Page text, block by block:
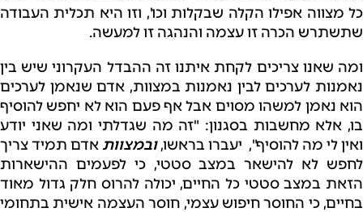
כל מצווה אפילו הקלה שבקלות וכו', וזו היא תכלית העבודה
שתשתרש הכרה זו עצמה והנהגה זו למעשה.
ומה שאנו צריכים לקחת איתנו זה ההבדל העקרוני שיש בין
נאמנות לערכים לבין נאמנות במצוות, אדם שנאמן לערכים
הוא נאמן למשהו מסוים אבל אף פעם הוא לא יחפש להוסיף
בו, אלא מחשבות בסגנון: "זה מה שגדלתי ומה שאני יודע
ואין לי מה להוסיף", יעברו בראשו,ובמצוות אדם תמיד צריך
לחפש לא להישאר במצב סטטי, כי לפעמים ההישארות
הזאת במצב סטטי כל החיים, יכולה להרוס חלק גדול מאוד
בחיים, כי החוסר חיפוש עצמי, חוסר העצמה אישית בתחומי